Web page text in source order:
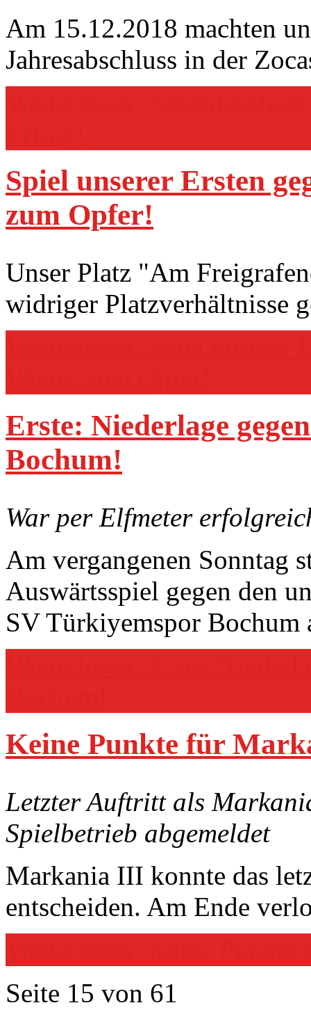
Am 15.12.2018 machten
Jahresabschluss in der
Spiel unserer Ersten
zum Opfer!
Unser Platz "Am
widriger Platzverhältnisse
Erste: Niederlage
Bochum!
War per Elfmeter
Am vergangenen Sonntag
Auswärtsspiel gegen den
SV Türkiyemspor Bochum
Keine Punkte für
Letzter Auftritt als
Spielbetrieb abgemeldet
Markania III konnte das
entscheiden. Am Ende
Seite 15 von 61